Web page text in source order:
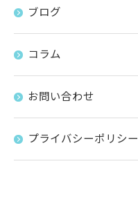
ブログ
コラム
お問い合わせ
プライバシーポリシー